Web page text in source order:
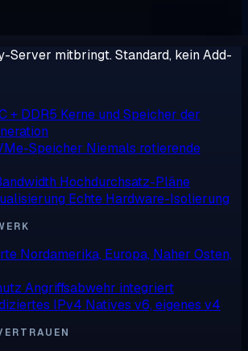
Server mitbringt. Standard, kein Add-
+ DDR5 Kerne und Speicher der
Speicher Niemals rotierende
Hochdurchsatz-Pläne
Echte Hardware-Isolierung
Nordamerika, Europa, Naher Osten,
Angriffsabwehr integriert
IPv4 Natives v6, eigenes v4